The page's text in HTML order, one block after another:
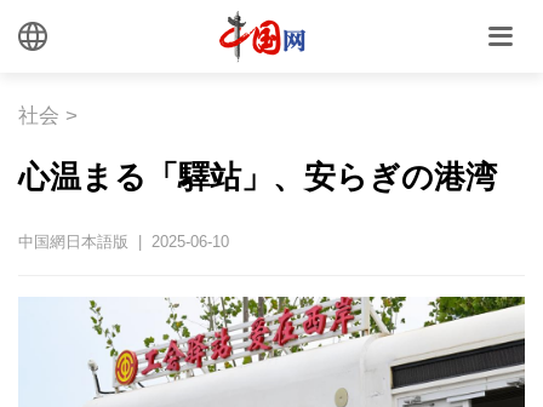
社会 >
心温まる「驛站」、安らぎの港湾
中国網日本語版 | 2025-06-10